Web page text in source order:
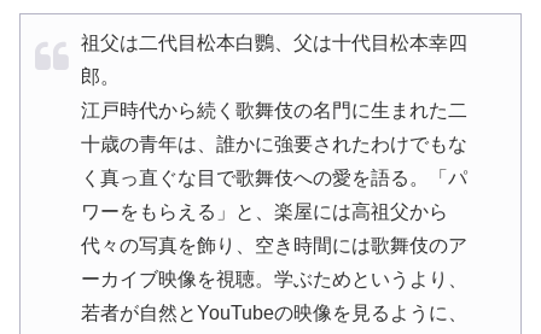
祖父は二代目松本白鸚、父は十代目松本幸四
郎。
江戸時代から続く歌舞伎の名門に生まれた二
十歳の青年は、誰かに強要されたわけでもな
く真っ直ぐな目で歌舞伎への愛を語る。「パ
ワーをもらえる」と、楽屋には高祖父から
代々の写真を飾り、空き時間には歌舞伎のア
ーカイブ映像を視聴。学ぶためというより、
若者が自然とYouTubeの映像を見るように、